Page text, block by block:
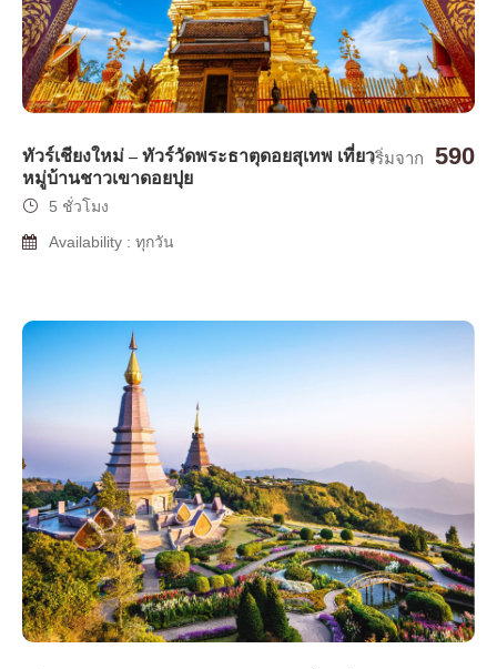
ทัวร์เชียงใหม่ – ทัวร์วัดพระธาตุดอยสุเทพ เที่ยว
หมู่บ้านชาวเขาดอยปุย
เริ่มจาก 590
5 ชั่วโมง
Availability : ทุกวัน